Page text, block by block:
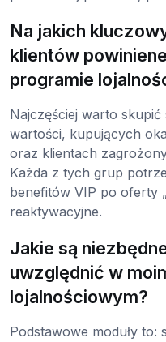
Na jakich
klientów
programie
Najczęściej warto
wartości, kupujących
oraz klientach
Każda z tych grup
benefitów VIP po oferty
reaktywacyjne.
Jakie są
uwzględnić w
lojalnościowym?
Podstawowe moduły